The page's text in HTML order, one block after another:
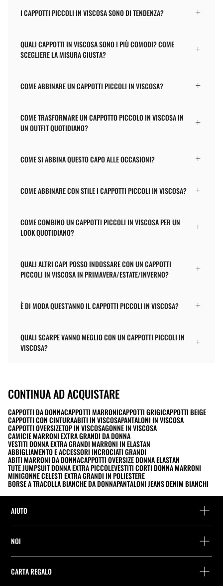
I CAPPOTTI PICCOLI IN VISCOSA SONO DI TENDENZA?
QUALI CAPPOTTI IN VISCOSA SONO I PIÙ COMODI? COME
SCEGLIERE LA MISURA GIUSTA?
COME ABBINARE UN CAPPOTTI PICCOLI IN VISCOSA?
COME TRASFORMARE UN CAPPOTTO PICCOLO IN VISCOSA IN
UN OUTFIT QUOTIDIANO?
COME SI ABBINA QUESTO CAPO ALLE OCCASIONI?
COME ABBINARE CON STILE I CAPPOTTI PICCOLI IN VISCOSA?
COME COMBINO UN CAPPOTTI PICCOLI IN VISCOSA PER UN
LOOK QUOTIDIANO?
QUALI ALTRI CAPI POSSO INDOSSARE CON UN CAPPOTTI
PICCOLI IN VISCOSA IN PRIMAVERA/ESTATE/INVERNO?
È DI MODA QUEST'ANNO IL CAPPOTTI PICCOLI IN VISCOSA?
QUALI SCARPE VANNO MEGLIO CON UN CAPPOTTI PICCOLI IN
VISCOSA?
CONTINUA AD ACQUISTARE
CAPPOTTI DA DONNACAPPOTTI MARRONICAPPOTTI GRIGICAPPOTTI BEIGE
CAPPOTTI CON CINTURAABITI IN VISCOSAPANTALONI IN VISCOSA
CAPPOTTI OVERSIZETOP IN VISCOSAGONNE IN VISCOSA
CAMICIE MARRONI EXTRA GRANDI DA DONNA
VESTITI DONNA EXTRA GRANDI MARRONI IN ELASTAN
ABBIGLIAMENTO E ACCESSORI INCROCIATI GRANDI
ABITI MARRONI DA DONNACAPPOTTI OVERSIZE DONNA ELASTAN
TUTE JUMPSUIT DONNA EXTRA PICCOLEVESTITI CORTI DONNA MARRONI
MINIGONNE CELESTI EXTRA GRANDI IN POLIESTERE
BORSE A TRACOLLA BIANCHE DA DONNAPANTALONI JEANS DENIM BIANCHI
AIUTO
Rintraccia il tuo ordine
Ricerca dei punti di consegna
NOI
Società
CARTA REGALO